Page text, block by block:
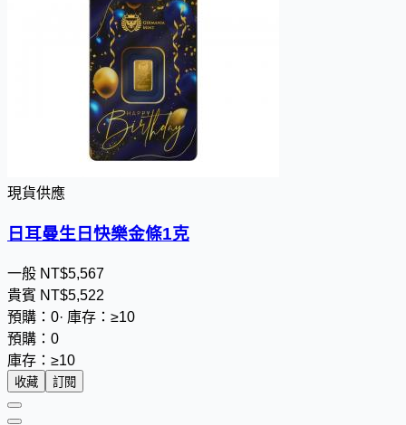
現貨供應
日耳曼生日快樂金條1克
一般 NT$5,567
貴賓 NT$5,522
預購：0· 庫存：≥10
預購：0
庫存：≥10
收藏 訂閱